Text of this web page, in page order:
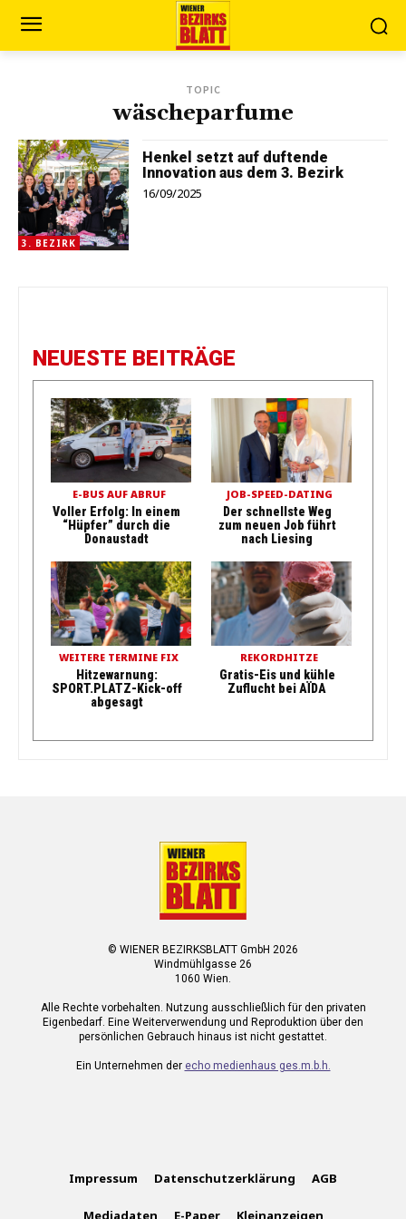
TOPIC
wäscheparfume
3. BEZIRK
Henkel setzt auf duftende
Innovation aus dem 3. Bezirk
16/09/2025
NEUESTE BEITRÄGE
E-BUS AUF ABRUF
Voller Erfolg: In einem
“Hüpfer” durch die
Donaustadt
JOB-SPEED-DATING
Der schnellste Weg
zum neuen Job führt
nach Liesing
WEITERE TERMINE FIX
Hitzewarnung:
SPORT.PLATZ-Kick-off
abgesagt
REKORDHITZE
Gratis-Eis und kühle
Zuflucht bei AÏDA
© WIENER BEZIRKSBLATT GmbH 2026
Windmühlgasse 26
1060 Wien.
Alle Rechte vorbehalten. Nutzung ausschließlich für den privaten
Eigenbedarf. Eine Weiterverwendung und Reproduktion über den
persönlichen Gebrauch hinaus ist nicht gestattet.
Ein Unternehmen der echo medienhaus ges.m.b.h.
Impressum Datenschutzerklärung AGB
Mediadaten E-Paper Kleinanzeigen